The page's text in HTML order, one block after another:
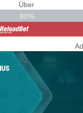
Über
80%